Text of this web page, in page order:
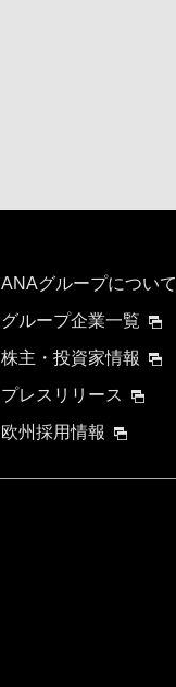
ANAグループについて
グループ企業一覧
株主・投資家情報
プレスリリース
欧州採用情報